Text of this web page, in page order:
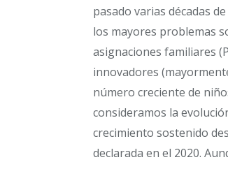
pasado varias décadas
los mayores problemas
asignaciones familiares
innovadores
número creciente de
consideramos la
crecimiento sostenido
declarada en el 2020.